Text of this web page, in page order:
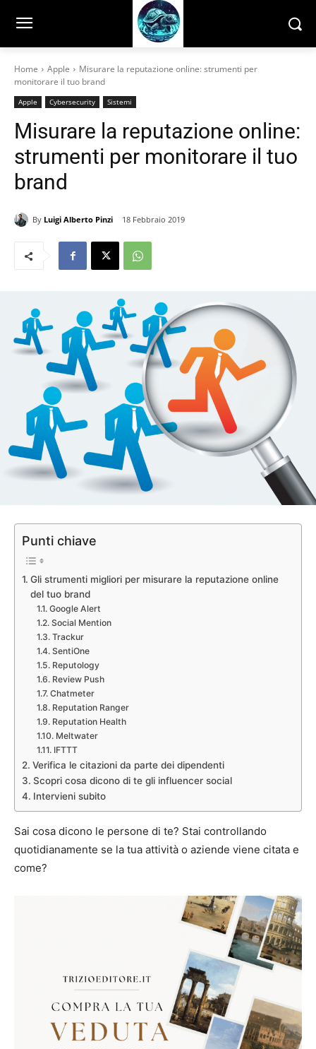
Home Apple
Misurare la reputazione online: strumenti per
monitorare il tuo brand
Apple Cybersecurity Sistemi
Misurare la reputazione online:
strumenti per monitorare il tuo
brand
By Luigi Alberto Pinzi 18 Febbraio 2019
Punti chiave
Gli strumenti migliori per misurare la reputazione online
del tuo brand
Google Alert
Social Mention
Trackur
SentiOne
Reputology
Review Push
Chatmeter
Reputation Ranger
Reputation Health
Meltwater
IFTTT
Verifica le citazioni da parte dei dipendenti
Scopri cosa dicono di te gli influencer social
Intervieni subito
Sai cosa dicono le persone di te? Stai controllando
quotidianamente se la tua attività o aziende viene citata e
come?